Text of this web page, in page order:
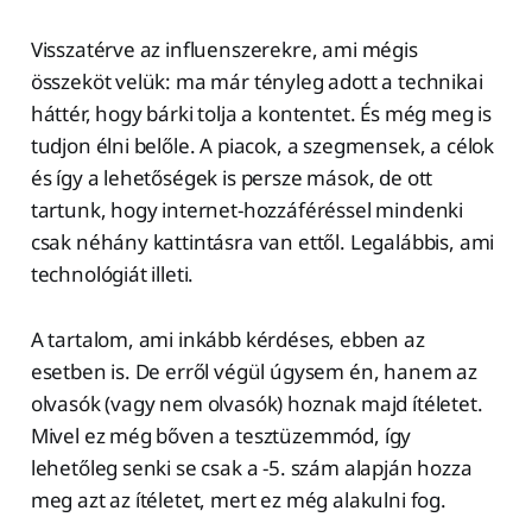
Visszatérve az influenszerekre, ami mégis
összeköt velük: ma már tényleg adott a technikai
háttér, hogy bárki tolja a kontentet. És még meg is
tudjon élni belőle. A piacok, a szegmensek, a célok
és így a lehetőségek is persze mások, de ott
tartunk, hogy internet-hozzáféréssel mindenki
csak néhány kattintásra van ettől. Legalábbis, ami
technológiát illeti.
A tartalom, ami inkább kérdéses, ebben az
esetben is. De erről végül úgysem én, hanem az
olvasók (vagy nem olvasók) hoznak majd ítéletet.
Mivel ez még bőven a tesztüzemmód, így
lehetőleg senki se csak a -5. szám alapján hozza
meg azt az ítéletet, mert ez még alakulni fog.